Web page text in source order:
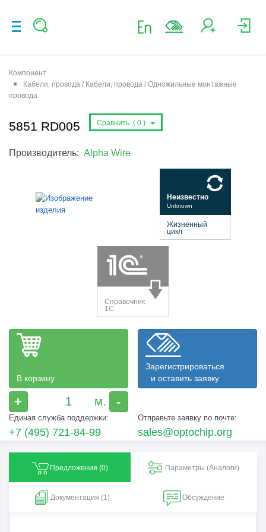
Компонент
Кабели, провода / Кабели, провода / Одножильные монтажные
провода
5851 RD005 Сравнить ( 0 )
Производитель: Alpha Wire
В корзину
+ -
Зарегистрироваться
и оставить заявку
Единая служба поддержки:
+7 (495) 721-84-99
Отправьте заявку по почте:
sales@optochip.org
Предложения (0) Параметры (Aналоги)
Документация (1) Обсуждение